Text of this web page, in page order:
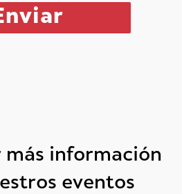
más información
eventos